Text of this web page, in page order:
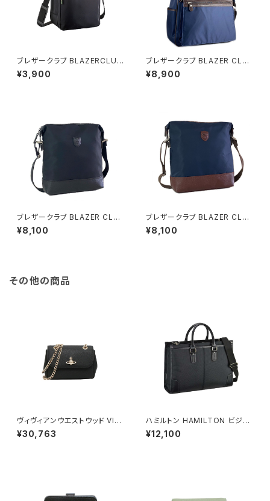
ブレザークラブ BLAZERCLUB
ショルダーバッグ メンズ 33579
ブラック ブラック
¥3,900
ブレザークラブ BLAZER CLU
B ショルダーバッグ 33760 3H
メンズ ネイビー
¥8,900
ブレザークラブ BLAZER CLU
B ショルダーバッグ 33757 1H
メンズ ブラック
¥8,100
ブレザークラブ BLAZER CLU
B ショルダーバッグ 33757 3H
メンズ ネイビー
¥8,100
その他の商品
ヴィヴィアンウエストウッド VIVI
ENNE WESTWOOD SMALL
PURSE CHAIN ショルダーバッ
¥30,763
ハミルトン HAMILTON ビジネ
スバッグ 2層 大容量 A4ファイ
ル 2WAY 大開き 26723-1h メ
¥12,100